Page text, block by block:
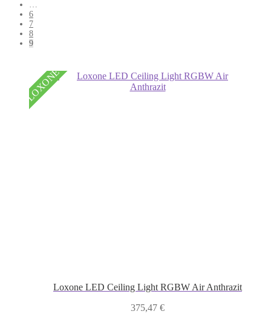
6
7
8
9
LOXONE
Loxone LED Ceiling Light RGBW Air Anthrazit
375,47 €